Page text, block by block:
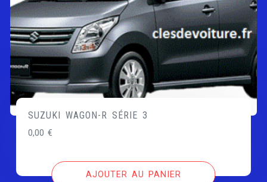
SUZUKI WAGON-R SÉRIE 3
0,00€
AJOUTER AU PANIER